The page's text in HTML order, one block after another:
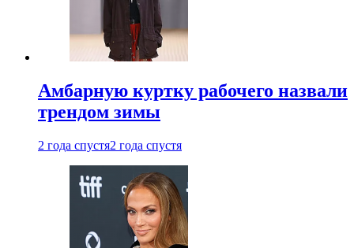
Амбарную куртку рабочего назвали
трендом зимы
2 года спустя2 года спустя